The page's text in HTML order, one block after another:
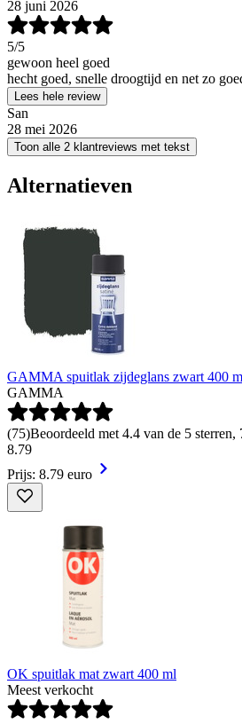
28 juni 2026
5/5
gewoon heel goed
hecht goed, snelle droogtijd en net zo
Lees hele review
San
28 mei 2026
Toon alle 2 klantreviews met tekst
Alternatieven
GAMMA spuitlak zijdeglans zwart 400
GAMMA
(75)Beoordeeld met 4.4 van de 5
8.79
Prijs: 8.79 euro
OK spuitlak mat zwart 400 ml
Meest verkocht